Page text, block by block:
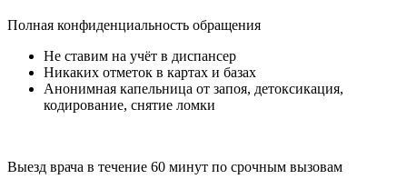
Полная конфиденциальность обращения
Не ставим на учёт в диспансер
Никаких отметок в картах и базах
Анонимная капельница от запоя, детоксикация,
кодирование, снятие ломки
Выезд врача в течение 60 минут по срочным вызовам